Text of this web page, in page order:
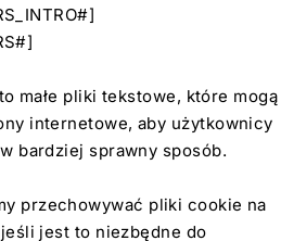
małe pliki tekstowe, które mogą
internetowe, aby użytkownicy
bardziej sprawny sposób.
przechowywać pliki cookie na
jest to niezbędne do